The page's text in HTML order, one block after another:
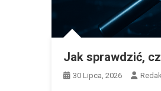
Jak sprawdzić,
30 Lipca, 2026